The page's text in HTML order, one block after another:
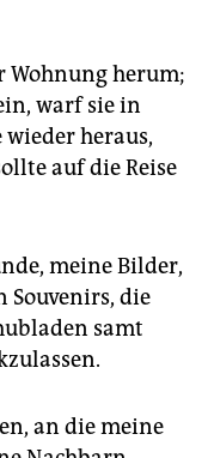
herum;
warf sie in
heraus,
auf die Reise
meine Bilder,
Souvenirs, die
samt
an die meine